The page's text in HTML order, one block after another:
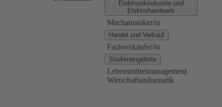
Elektronikindustrie und
Elektrohandwerk
Mechatroniker/in
Handel und Verkauf
Fachverkäufer/in
Studienangebote
Lebensmittelmanagement
Wirtschaftsinformatik